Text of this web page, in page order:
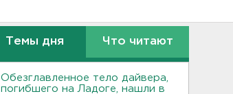
Темы дня Что читают
Обезглавленное тело дайвера,
погибшего на Ладоге, нашли в